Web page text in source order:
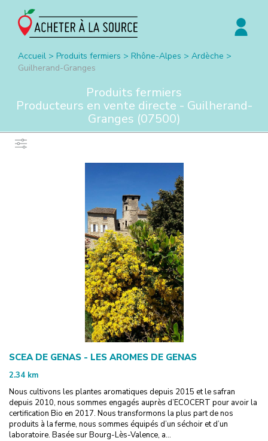
Accueil > Produits fermiers > Rhône-Alpes > Ardèche >
Guilherand-Granges
Produits fermiers
Producteurs en vente directe - Guilherand-
Granges (07500)
SCEA DE GENAS - LES AROMES DE GENAS
2.34 km
Nous cultivons les plantes aromatiques depuis 2015 et le safran
depuis 2010, nous sommes engagés auprès d’ECOCERT pour avoir la
certification Bio en 2017. Nous transformons la plus part de nos
produits à la ferme, nous sommes équipés d’un séchoir et d’un
laboratoire. Basée sur Bourg-Lès-Valence, a...